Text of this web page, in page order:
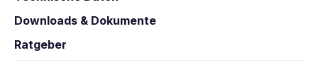
Downloads & Dokumente
Ratgeber